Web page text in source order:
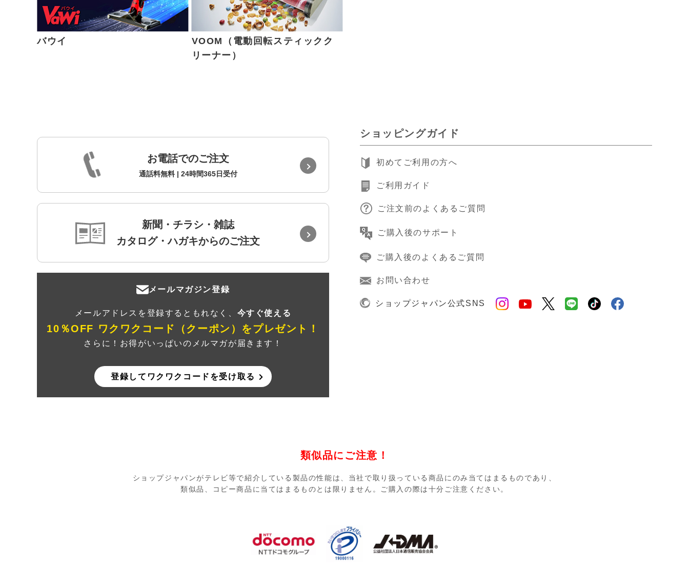
バウイ
VOOM（電動回転スティックク
リーナー）
お電話でのご注文
通話料無料 | 24時間365日受付
新聞・チラシ・雑誌
カタログ・ハガキからのご注文
メールマガジン登録
メールアドレスを登録するともれなく、 今すぐ使える
10％OFF ワクワクコード（クーポン） をプレゼント！
さらに！お得がいっぱいのメルマガが届きます！
登録してワクワクコードを受け取る
ショッピングガイド
初めてご利用の方へ
ご利用ガイド
ご注文前のよくあるご質問
ご購入後のサポート
ご購入後のよくあるご質問
お問い合わせ
ショップジャパン公式SNS
類似品にご注意！
ショップジャパンがテレビ等で紹介している製品の性能は、当社で取り扱っている商品にのみ当てはまるものであり、
類似品、コピー商品に当てはまるものとは限りません。ご購入の際は十分ご注意ください。